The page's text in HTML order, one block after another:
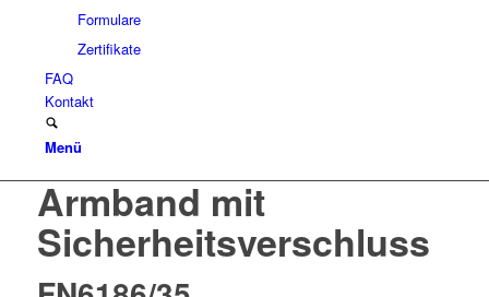
Formulare
Zertifikate
FAQ
Kontakt
Menü
Armband mit
Sicherheitsverschluss